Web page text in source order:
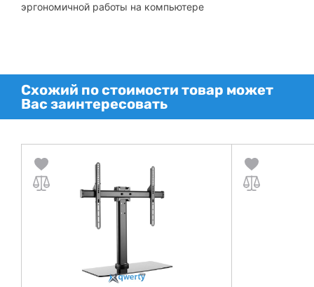
эргономичной работы на компьютере
Схожий по стоимости товар может
Вас заинтересовать